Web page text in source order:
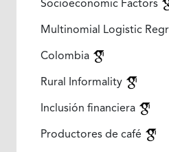
Socioeconomic Factors
Multinomial Logistic
Colombia
Rural Informality
Inclusión financiera
Productores de café